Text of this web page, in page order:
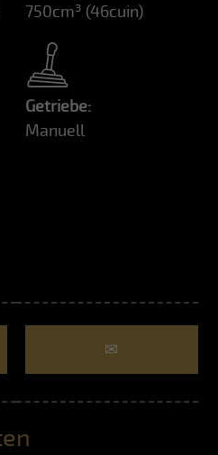
750cm³ (46cuin)
Getriebe:
Manuell
✉